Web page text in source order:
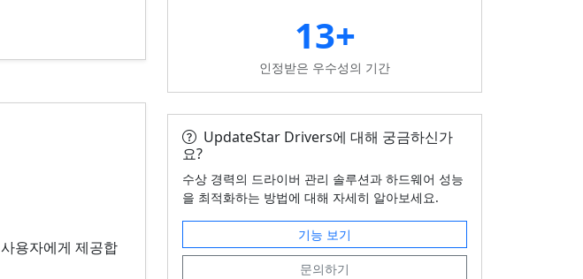
사용자에게 제공합
13+
인정받은 우수성의 기간
UpdateStar Drivers에 대해 궁금하신가
요?
수상 경력의 드라이버 관리 솔루션과 하드웨어 성능
을 최적화하는 방법에 대해 자세히 알아보세요.
기능 보기
문의하기